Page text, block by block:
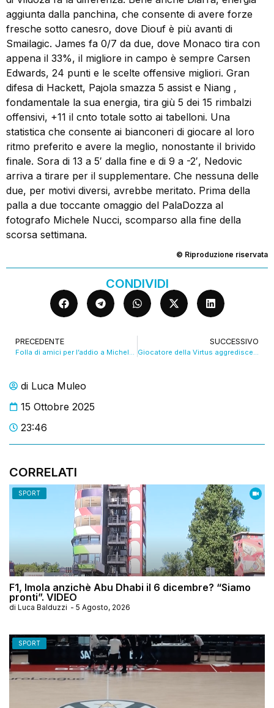
di Luca Muleo
15 Ottobre 2025
23:46
CORRELATI
SPORT
F1, Imola anzichè Abu Dhabi il 6 dicembre? “Siamo
pronti”. VIDEO
di Luca Balduzzi - 5 Agosto, 2026
SPORT
aggiunta dalla panchina, che consente di avere forze
fresche sotto canesro, dove Diouf è più avanti di
Smailagic. James fa 0/7 da due, dove Monaco tira con
appena il 33%, il migliore in campo è sempre Carsen
Edwards, 24 punti e le scelte offensive migliori. Gran
difesa di Hackett, Pajola smazza 5 assist e Niang ,
fondamentale la sua energia, tira giù 5 dei 15 rimbalzi
offensivi, +11 il cnto totale sotto ai tabelloni. Una
statistica che consente ai bianconeri di giocare al loro
ritmo preferito e avere la meglio, nonostante il brivido
finale. Sora di 13 a 5′ dalla fine e di 9 a -2′, Nedovic
arriva a tirare per il supplementare. Che nessuna delle
due, per motivi diversi, avrebbe meritato. Prima della
palla a due toccante omaggio del PalaDozza al
fotografo Michele Nucci, scomparso alla fine della
scorsa settimana.
© Riproduzione riservata
CONDIVIDI
PRECEDENTE SUCCESSIVO